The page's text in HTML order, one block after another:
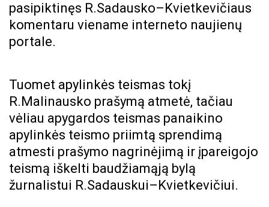
pasipiktinęs R.Sadausko–Kvietkevičiaus
komentaru viename interneto naujienų
portale.
Tuomet apylinkės teismas tokį
R.Malinausko prašymą atmetė, tačiau
vėliau apygardos teismas panaikino
apylinkės teismo priimtą sprendimą
atmesti prašymo nagrinėjimą ir įpareigojo
teismą iškelti baudžiamąją bylą
žurnalistui R.Sadauskui–Kvietkevičiui.